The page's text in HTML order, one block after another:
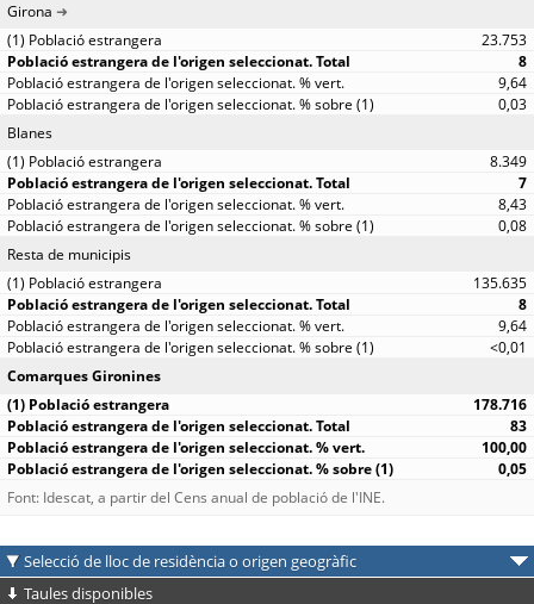
Girona
23.753
8
9,64
0,03
Blanes
8.349
7
8,43
0,08
Resta de municipis
135.635
8
9,64
<0,01
Comarques Gironines
178.716
83
100,00
0,05
Font: Idescat, a partir del Cens anual de població de l'INE.
Selecció de lloc de residència o origen geogràfic
Taules disponibles